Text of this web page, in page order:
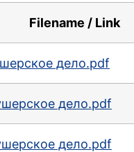
Filename / Link
дело.pdf
дело.pdf
дело.pdf